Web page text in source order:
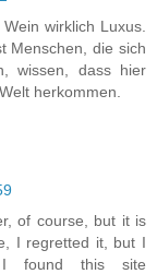
wirklich Luxus.
Menschen, die sich
wissen, dass hier
herkommen.
of course, but it is
I regretted it, but I
found this site